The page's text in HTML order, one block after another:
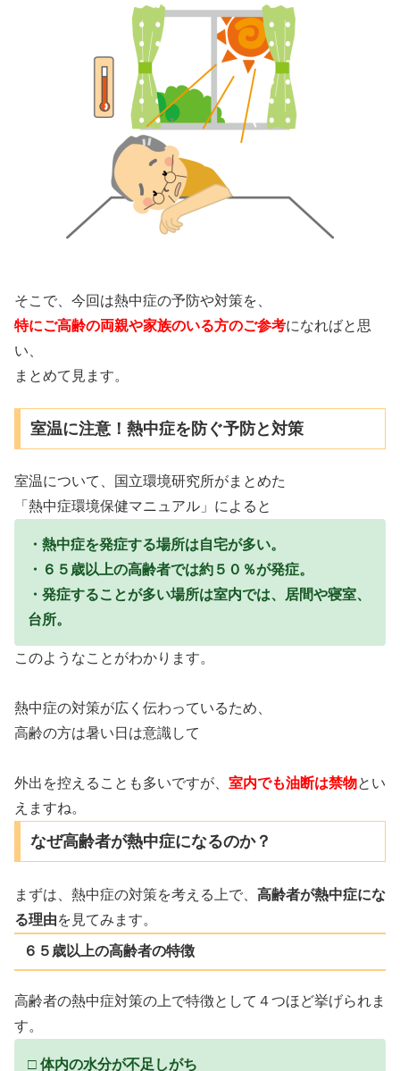
そこで、今回は熱中症の予防や対策を、
特にご高齢の両親や家族のいる方のご参考になればと思
い、
まとめて見ます。
室温に注意！熱中症を防ぐ予防と対策
室温について、国立環境研究所がまとめた
「熱中症環境保健マニュアル」によると
・熱中症を発症する場所は自宅が多い。
・６５歳以上の高齢者では約５０％が発症。
・発症することが多い場所は室内では、居間や寝室、
台所。
このようなことがわかります。
熱中症の対策が広く伝わっているため、
高齢の方は暑い日は意識して
外出を控えることも多いですが、 室内でも油断は禁物とい
えますね。
なぜ高齢者が熱中症になるのか？
まずは、熱中症の対策を考える上で、 高齢者が熱中症にな
る理由を見てみます。
６５歳以上の高齢者の特徴
高齢者の熱中症対策の上で特徴として４つほど挙げられま
す。
□ 体内の水分が不足しがち